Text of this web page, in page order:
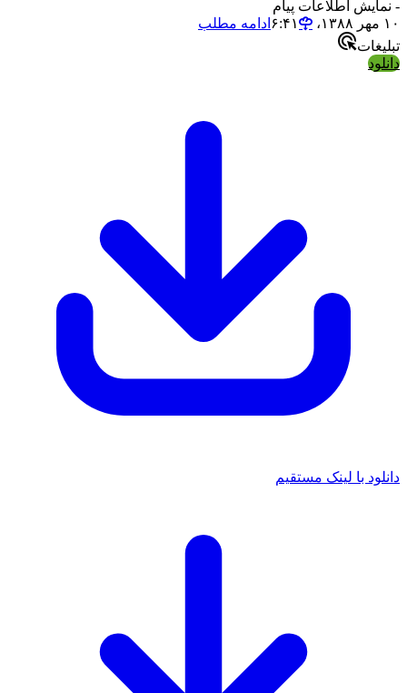
- نمایش اطلاعات پیام
۱۰ مهر ۱۳۸۸،‏ ۶:۴۱
ادامه مطلب
تبلیغات
دانلود
دانلود با لینک مستقیم